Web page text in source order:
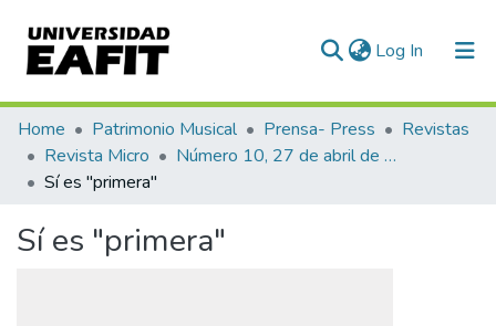
Log In (current)
Communities & Collections
All of DSpace
Home Patrimonio Musical Prensa- Press
Revistas
Revista Micro
Número 10, 27 de abril de 1940
Sí es "primera"
Sí es "primera"